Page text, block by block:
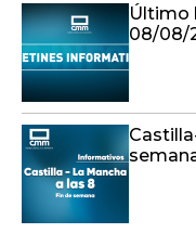
Último
08/08/